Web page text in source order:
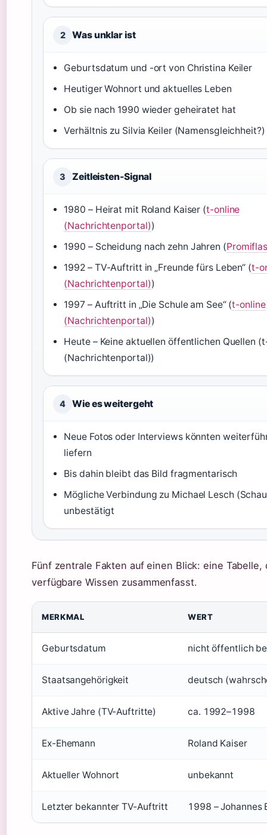
2 Was unklar ist
Geburtsdatum und -ort von Christina Keiler
Heutiger Wohnort und aktuelles Leben
Ob sie nach 1990 wieder geheiratet hat
Verhältnis zu Silvia Keiler (Namensgleichheit?)
3 Zeitleisten-Signal
1980 – Heirat mit Roland Kaiser (t-online
(Nachrichtenportal))
1990 – Scheidung nach zehn Jahren (
1992 – TV-Auftritt in „Freunde fürs Leben“ (t-
(Nachrichtenportal))
1997 – Auftritt in „Die Schule am See“ (t-online
(Nachrichtenportal))
Heute – Keine aktuellen öffentlichen Quellen
(Nachrichtenportal))
4 Wie es weitergeht
Neue Fotos oder Interviews könnten
liefern
Bis dahin bleibt das Bild fragmentarisch
Mögliche Verbindung zu Michael Lesch
unbestätigt
Fünf zentrale Fakten auf einen Blick: eine Tabelle,
verfügbare Wissen zusammenfasst.
MERKMAL WERT
Geburtsdatum nicht öffentlich
Staatsangehörigkeit deutsch
Aktive Jahre (TV-Auftritte) ca. 1992–1998
Ex-Ehemann Roland Kaiser
Aktueller Wohnort unbekannt
Letzter bekannter TV-Auftritt 1998 – Johannes